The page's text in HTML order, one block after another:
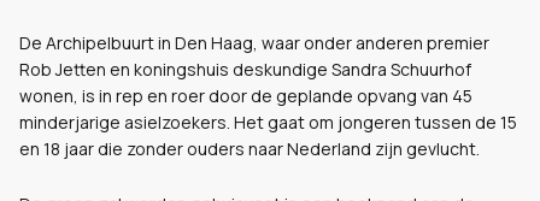
De Archipelbuurt in Den Haag, waar onder anderen premier
Rob Jetten en koningshuis deskundige Sandra Schuurhof
wonen, is in rep en roer door de geplande opvang van 45
minderjarige asielzoekers. Het gaat om jongeren tussen de 15
en 18 jaar die zonder ouders naar Nederland zijn gevlucht.